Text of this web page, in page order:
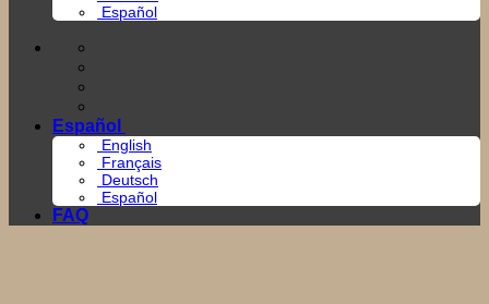
Español
Español
English
Français
Deutsch
Español
FAQ